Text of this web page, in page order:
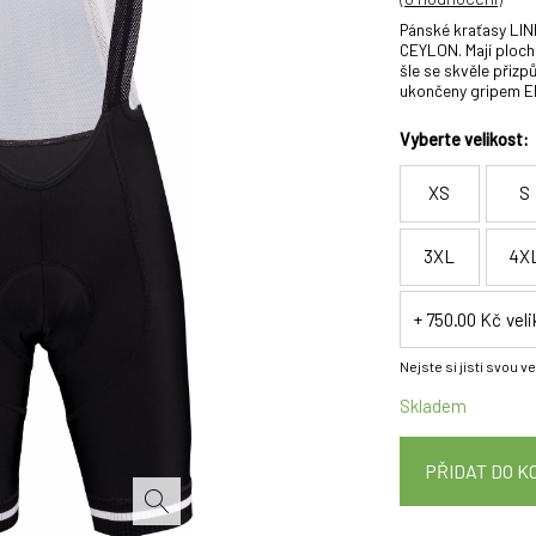
Pánské kraťasy
CEYLON. Mají
šle se skvěle
ukončeny gripem
Vyberte velikost:
XS S
3XL
+ 750.00 Kč
Nejste si jisti svou
Skladem
PŘIDAT DO